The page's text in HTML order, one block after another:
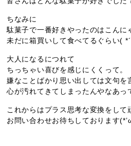
ちなみに
駄菓子で一番好きやったのはこんに
未だに箱買いして食べてるぐらい(
大人になるにつれて
ちっちゃい喜びを感じにくくって。
嫌なことばかり思い出しては文句を
心が汚れてきてしまったんやなあっ
これからはプラス思考な変換をして
お問い合わせお待ちしております